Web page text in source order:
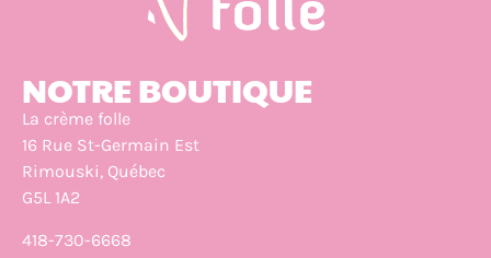
NOTRE BOUTIQUE
La crème folle
16 Rue St-Germain Est
Rimouski, Québec
G5L 1A2
418-730-6668